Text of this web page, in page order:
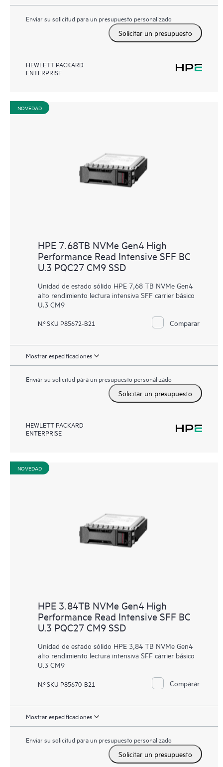
Enviar su solicitud para un presupuesto personalizado
Solicitar un presupuesto
HEWLETT PACKARD
ENTERPRISE
NOVEDAD
HPE 7.68TB NVMe Gen4 High
Performance Read Intensive SFF BC
U.3 PQC27 CM9 SSD
Unidad de estado sólido HPE 7,68 TB NVMe Gen4
alto rendimiento lectura intensiva SFF carrier básico
U.3 CM9
N.º SKU P85672-B21 Comparar
Mostrar especificaciones
Enviar su solicitud para un presupuesto personalizado
Solicitar un presupuesto
HEWLETT PACKARD
ENTERPRISE
NOVEDAD
HPE 3.84TB NVMe Gen4 High
Performance Read Intensive SFF BC
U.3 PQC27 CM9 SSD
Unidad de estado sólido HPE 3,84 TB NVMe Gen4
alto rendimiento lectura intensiva SFF carrier básico
U.3 CM9
N.º SKU P85670-B21 Comparar
Mostrar especificaciones
Enviar su solicitud para un presupuesto personalizado
Solicitar un presupuesto